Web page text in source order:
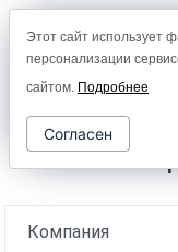
Контактная
Компания
Этот сайт использует
персонализации
сайтом. Подробнее
Согласен